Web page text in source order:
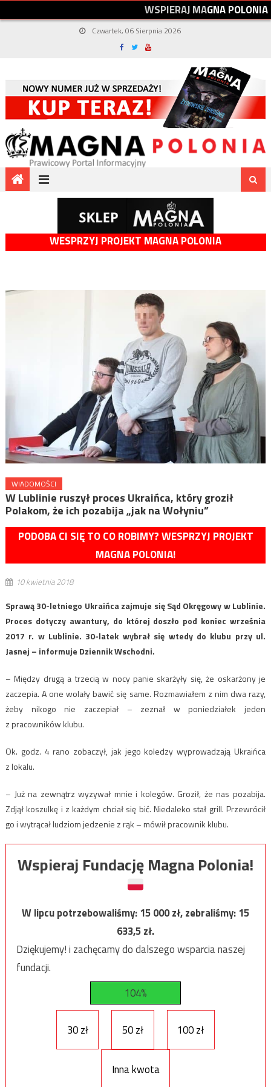
WSPIERAJMAGNAPOLONIA
Czwartek, 06 Sierpnia 2026
WESPRZYJ PROJEKT MAGNA POLONIA
WIADOMOŚCI
W Lublinie ruszył proces Ukraińca, który groził
Polakom, że ich pozabija „jak na Wołyniu”
PODOBA CI SIĘ TO CO ROBIMY? WESPRZYJ PROJEKT
MAGNA POLONIA!
10 kwietnia 2018
Sprawą 30-letniego Ukraińca zajmuje się Sąd Okręgowy w Lublinie.
Proces dotyczy awantury, do której doszło pod koniec września
2017 r. w Lublinie. 30-latek wybrał się wtedy do klubu przy ul.
Jasnej – informuje Dziennik Wschodni.
– Między drugą a trzecią w nocy panie skarżyły się, że oskarżony je
zaczepia. A one wolały bawić się same. Rozmawiałem z nim dwa razy,
żeby nikogo nie zaczepiał – zeznał w poniedziałek jeden
z pracowników klubu.
Ok. godz. 4 rano zobaczył, jak jego koledzy wyprowadzają Ukraińca
z lokalu.
– Już na zewnątrz wyzywał mnie i kolegów. Groził, że nas pozabija.
Zdjął koszulkę i z każdym chciał się bić. Niedaleko stał grill. Przewrócił
go i wytrącał ludziom jedzenie z rąk – mówił pracownik klubu.
Wspieraj Fundację Magna Polonia!
W lipcu potrzebowaliśmy:15 000zł, zebraliśmy:15
633,5zł.
Dziękujemy! i zachęcamy do dalszego wsparcia naszej
fundacji.
104%
30 zł 50 zł 100 zł
Inna kwota